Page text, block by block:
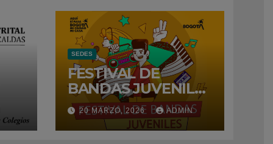
SEDES
FESTIVAL DE
BANDAS JUVENILES
– 2026
20 MARZO, 2026 ADMIN